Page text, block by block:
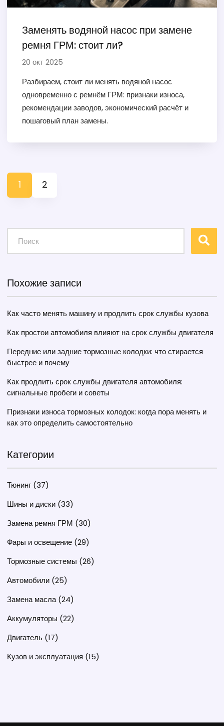
Заменять водяной насос при замене
ремня ГРМ: стоит ли?
20 окт 2025
Разбираем, стоит ли менять водяной насос
одновременно с ремнём ГРМ: признаки износа,
рекомендации заводов, экономический расчёт и
пошаговый план замены.
1 2
Похожие записи
Как часто менять машину и продлить срок службы кузова
Как простои автомобиля влияют на срок службы двигателя
Передние или задние тормозные колодки: что стирается
быстрее и почему
Как продлить срок службы двигателя автомобиля:
сигнальные пробеги и советы
Признаки износа тормозных колодок: когда пора менять и
как это определить самостоятельно
Категории
Тюнинг (37)
Шины и диски (33)
Замена ремня ГРМ (30)
Фары и освещение (29)
Тормозные системы (26)
Автомобили (25)
Замена масла(24)
Аккумуляторы (22)
Двигатель (17)
Кузов и эксплуатация (15)